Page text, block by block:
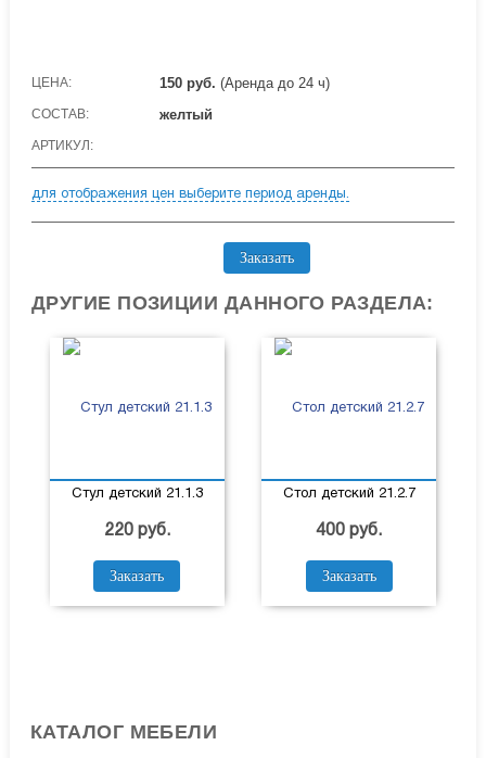
ЦЕНА: 150 руб. (Аренда до 24 ч)
СОСТАВ: желтый
АРТИКУЛ:
для отображения цен выберите период аренды.
Заказать
ДРУГИЕ ПОЗИЦИИ ДАННОГО РАЗДЕЛА:
Стул детский 21.1.3
220 руб.
Заказать
Стол детский 21.2.7
400 руб.
Заказать
КАТАЛОГ МЕБЕЛИ